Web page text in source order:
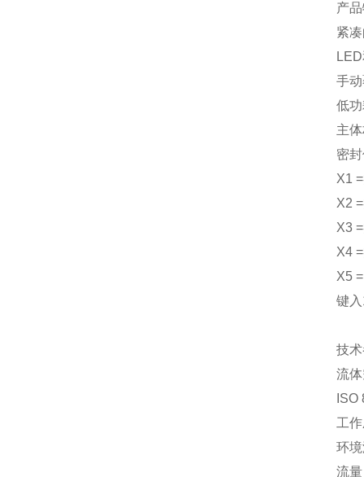
产
紧
手
低
主
密
X1
X2
X3
X4
X5
键
技
流
工
环
流